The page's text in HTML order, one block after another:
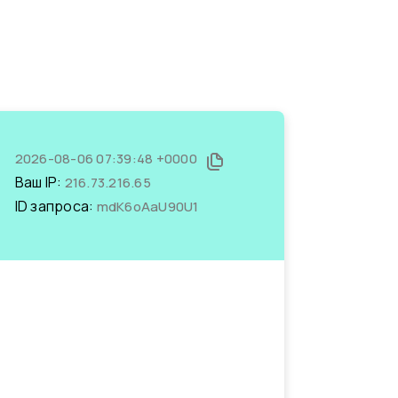
2026-08-06 07:39:48 +0000
Ваш IP: 216.73.216.65
ID запроса: mdK6oAaU90U1